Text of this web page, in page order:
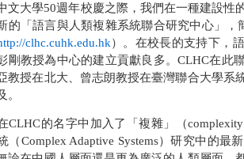
文大學50週年校慶之際，我們在一種建設性
的「語言與人類複雜系統聯合研究中心」，
clhc.cuhk.edu.hk）。在校長的支持下，
剛教授為中心的建立貢獻良多。CLHC在此
教授在北大、曾志朗教授在臺灣聯合大學系
。
CLHC的名字中加入了「複雜」（
（Complex Adaptive Systems）研究中的最